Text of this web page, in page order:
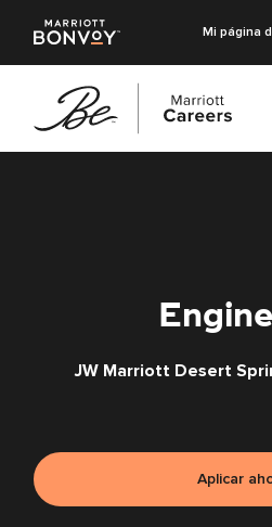
Mi página
JW Marriott Desert
Aplicar